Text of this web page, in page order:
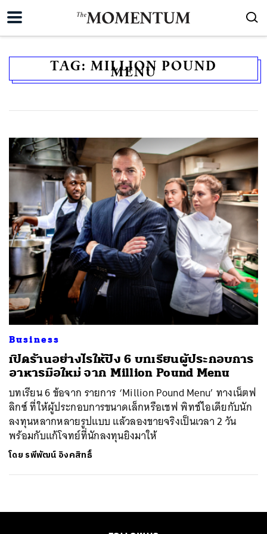
TAG: MILLION POUND
MENU
Business
เปิดร้านอย่างไรให้ปัง 6 บทเรียนผู้ประกอบการ
อาหารมือใหม่ จาก Million Pound Menu
บทเรียน 6 ข้อจาก รายการ ‘Million Pound Menu’ ทางเน็ตฟ
ลิกซ์ ที่ให้ผู้ประกอบการขนาดเล็กหรือเชฟ พิทช์ไอเดียกับนัก
ลงทุนหลากหลายรูปแบบ แล้วลองขายจริงเป็นเวลา 2 วัน
พร้อมกับแก้โจทย์ที่นักลงทุนยิงมาให้
โดย รพีพัฒน์ อิงคสิทธิ์
ค้นหา
SHARE EMAIL